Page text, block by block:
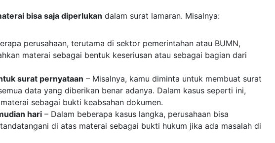
bisa saja diperlukan dalam surat lamaran. Misalnya:
perusahaan, terutama di sektor pemerintahan atau BUMN,
materai sebagai bentuk keseriusan atau sebagai bagian dari
surat pernyataan – Misalnya, kamu diminta untuk membuat surat
data yang diberikan benar adanya. Dalam kasus seperti ini,
sebagai bukti keabsahan dokumen.
hari – Dalam beberapa kasus langka, perusahaan bisa
di atas materai sebagai bukti hukum jika ada masalah di